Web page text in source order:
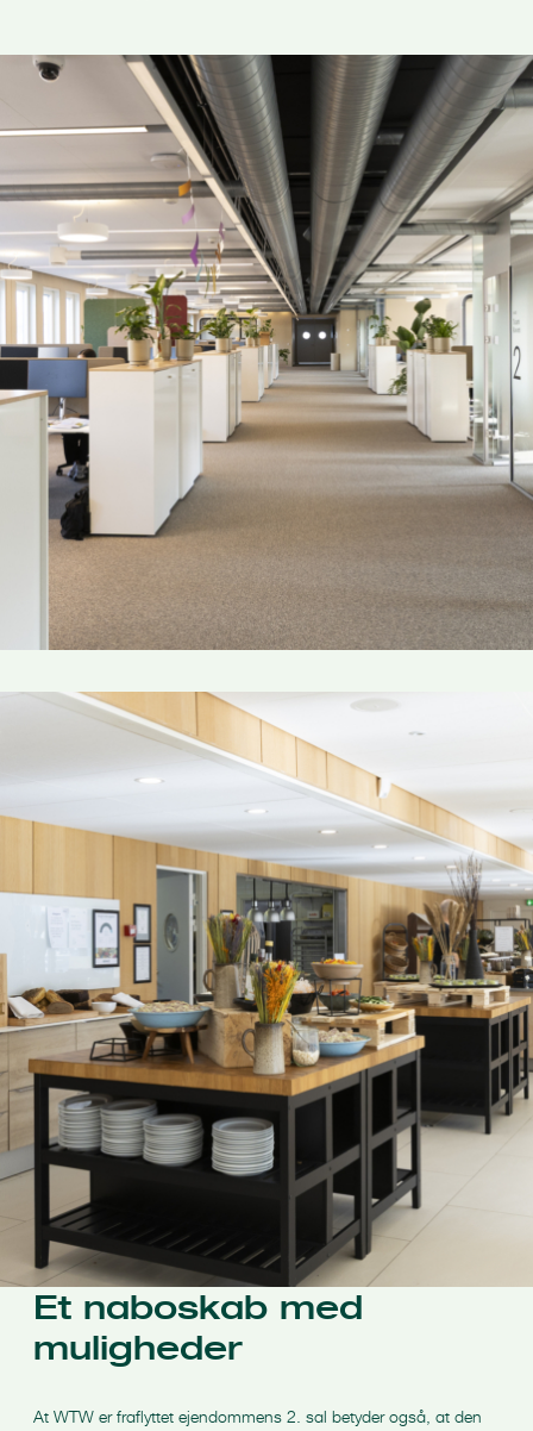
Et naboskab med
muligheder
At WTW er fraflyttet ejendommens 2. sal betyder også, at den